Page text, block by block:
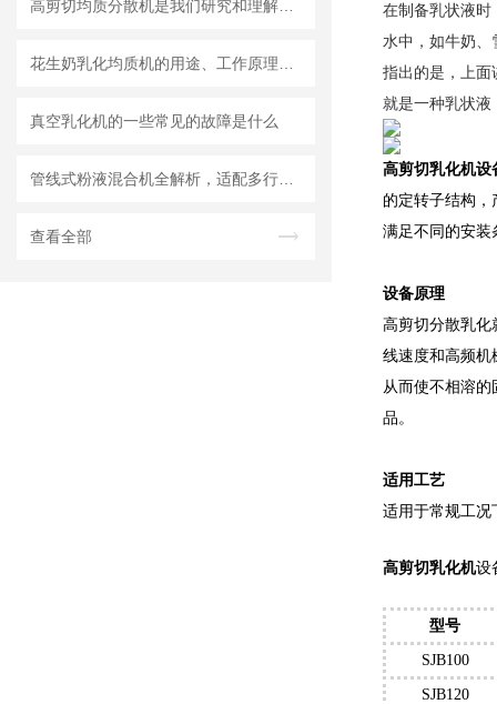
真空乳化机的一些常见的故障是什么
查看全部
在制备乳状液时
水中，如牛奶、
指出的是，上面
就是一种乳状液
高剪切乳化机设
的定转子结构
满足不同的安装
设备原理
高剪切分散乳化
线速度和高频机
从而使不相溶
品。
适用工艺
适用于常规工况
高剪切乳化机设
型号
SJB100
SJB120